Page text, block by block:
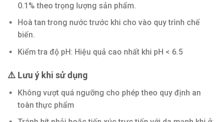
0.1% theo trọng lượng sản phẩm.
Hoà tan trong nước trước khi cho vào quy trình chế
biến.
Kiểm tra độ pH: Hiệu quả cao nhất khi pH < 6.5
⚠️ Lưu ý khi sử dụng
Không vượt quá ngưỡng cho phép theo quy định an
toàn thực phẩm